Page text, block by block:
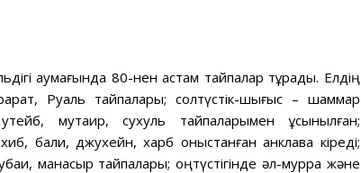
аумағында 80-нен астам тайпалар тұрады. Елдің
Руаль тайпалары; солтүстік-шығыс – шаммар
мутаир, сухуль тайпаларымен ұсынылған;
бали, джухейн, харб қоныстанған анклавқа кіреді;
манасыр тайпалары; оңтүстігінде әл-мурра және